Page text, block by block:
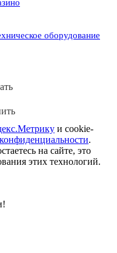
оборудование
и cookie-
.
на сайте, это
этих технологий.